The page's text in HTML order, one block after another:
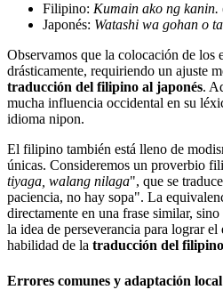
Filipino: Kumain ako ng kanin.
Japonés: Watashi wa gohan o
Observamos que la colocación de los
drásticamente, requiriendo un ajuste
traducción del filipino al japonés.
mucha influencia occidental en su
idioma nipon.
El filipino también está lleno de
únicas. Consideremos un proverbio
tiyaga, walang nilaga", que se
paciencia, no hay sopa". La
directamente en una frase similar,
la idea de perseverancia para lograr
habilidad de la traducción del
Errores comunes y adaptación local